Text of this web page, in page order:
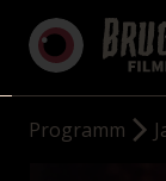
Programm